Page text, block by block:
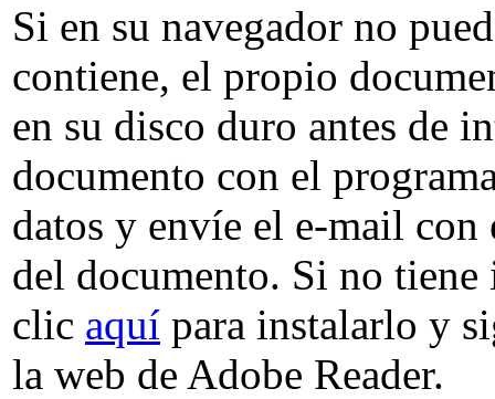
Si en su navegador no
contiene, el propio
en su disco duro antes de
documento con el
datos y envíe el e-mail
del documento. Si no tiene
clic aquí para instalarlo y
la web de Adobe Reader.